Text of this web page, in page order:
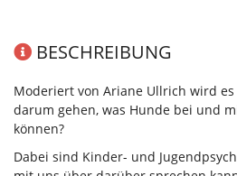
BESCHREIBUNG
Moderiert von Ariane Ullrich wird
darum gehen, was Hunde bei und
können?
Dabei sind Kinder- und